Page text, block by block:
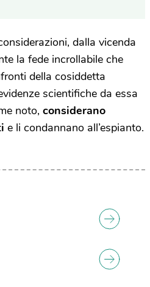
dalla vicenda
la fede incrollabile che
della cosiddetta
scientifiche da essa
noto, considerano
e li condannano all’espianto.